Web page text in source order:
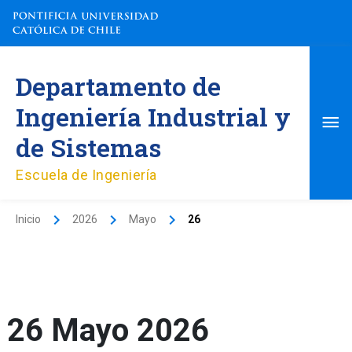
contenido
Departamento de
Ingeniería Industrial y
de Sistemas
Escuela de Ingeniería
Inicio 2026 Mayo 26
26 Mayo 2026